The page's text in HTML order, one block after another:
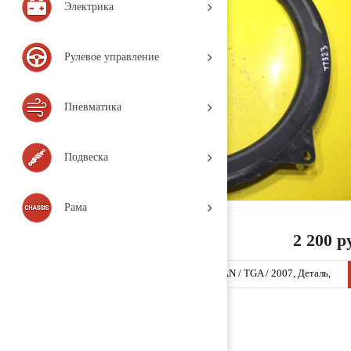
Электрика
Рулевое управление
Пневматика
Подвеска
Рама
2 200
Кольцо диффузора 81066200135 (TT323 / MAN / TGA / 2007, Деталь,